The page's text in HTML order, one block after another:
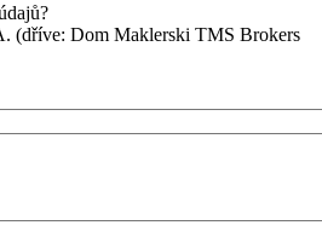
(dříve: Dom Maklerski TMS Brokers